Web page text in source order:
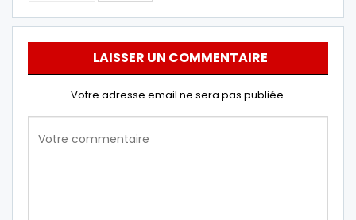
LAISSER UN COMMENTAIRE
Votre adresse email ne sera pas publiée.